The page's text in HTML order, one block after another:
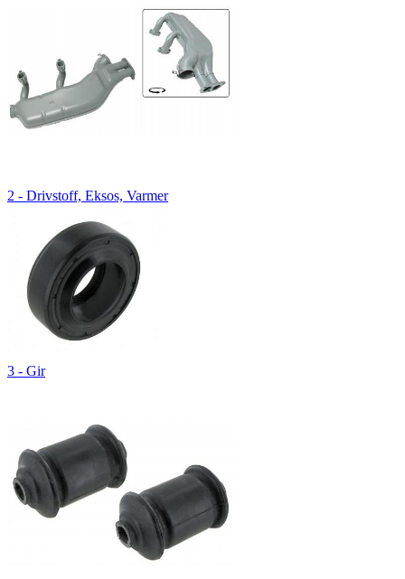
2 - Drivstoff, Eksos, Varmer
3 - Gir